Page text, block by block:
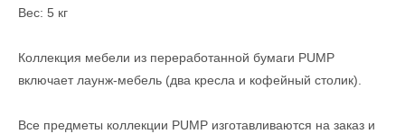
Вес: 5 кг
Коллекция мебели из переработанной бумаги PUMP
включает лаунж-мебель (два кресла и кофейный столик).
Все предметы коллекции PUMP изготавливаются на заказ и